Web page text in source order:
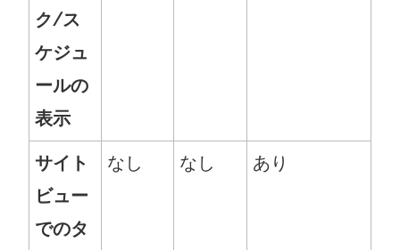
ク/ス
ケジュ
ールの
表示
サイト
ビュー
でのタ
なし なし あり